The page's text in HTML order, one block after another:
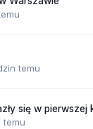
temu
się w pierwszej
temu